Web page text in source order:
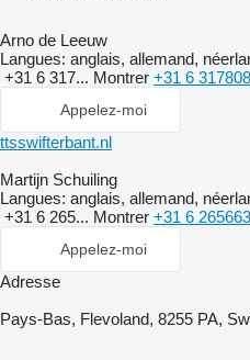
Arno de Leeuw
Langues: anglais, allemand,
+31 6 317... Montrer +31 6
Appelez-moi
ttsswifterbant.nl
Martijn Schuiling
Langues: anglais, allemand,
+31 6 265... Montrer +31 6
Appelez-moi
Adresse
Pays-Bas, Flevoland, 8255 PA,